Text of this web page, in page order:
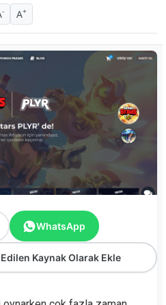
- A+
WhatsApp
Kaynak Olarak Ekle